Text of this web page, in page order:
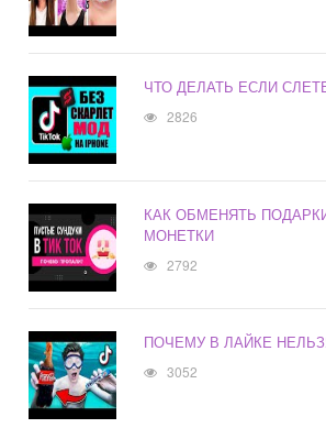
ЧТО ДЕЛАТЬ ЕСЛИ
2826
КАК ОБМЕНЯТЬ
МОНЕТКИ
2792
ПОЧЕМУ В ЛАЙКЕ
3052